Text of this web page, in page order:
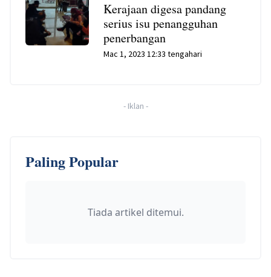
Kerajaan digesa pandang
serius isu penangguhan
penerbangan
Mac 1, 2023 12:33 tengahari
- Iklan -
Paling Popular
Tiada artikel ditemui.